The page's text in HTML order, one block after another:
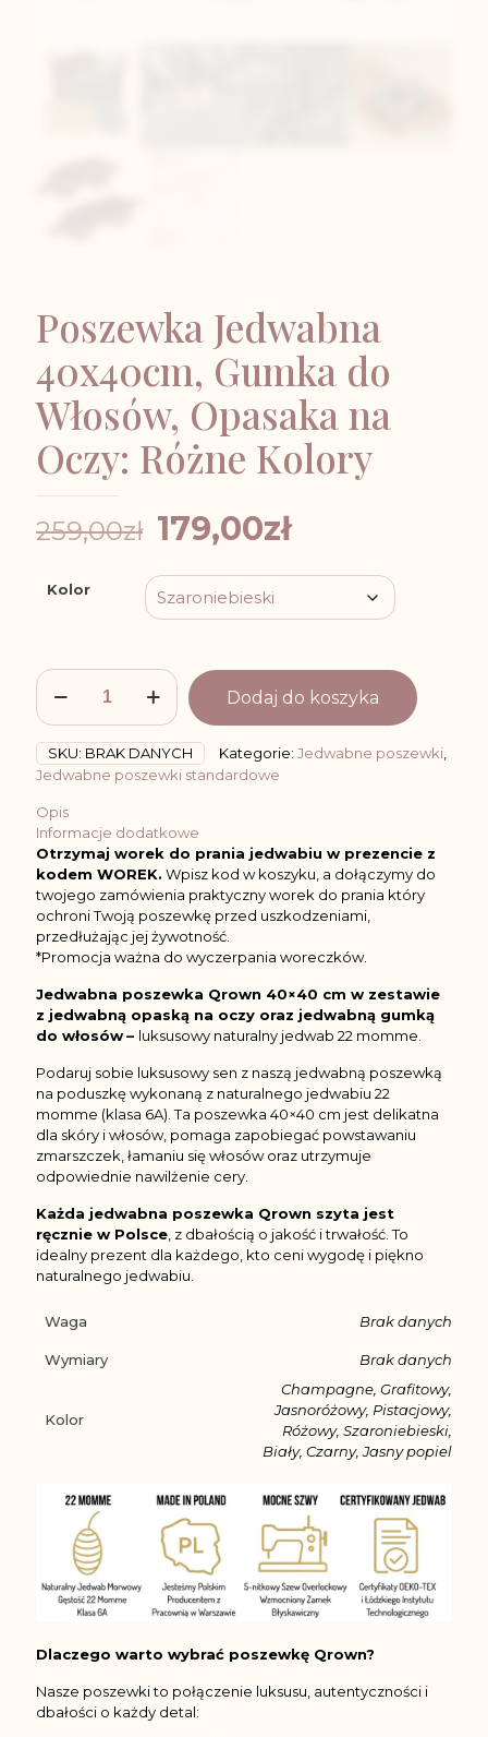
Poszewka Jedwabna
40x40cm, Gumka do
Włosów, Opasaka na
Oczy: Różne Kolory
259,00zł Pierwotna
wynosiła:
259,00zł.
179,00złAktualna
wynosi:
179,00zł.
Kolor
ilość
Poszewka
Jedwabna
40x40cm,
Gumka
do
Opasaka
na
Oczy:
Różne
Kolory
Dodaj do koszyka
SKU: BRAK DANYCH Kategorie: Jedwabne poszewki
Jedwabne poszewki standardowe
Opis
Informacje dodatkowe
Otrzymaj worek do prania jedwabiu w prezencie z
kodem WOREK. Wpisz kod w koszyku, a dołączymy do
twojego zamówienia praktyczny worek do prania który
ochroni Twoją poszewkę przed uszkodzeniami,
przedłużając jej żywotność.
*Promocja ważna do wyczerpania woreczków.
Jedwabna poszewka Qrown 40×40 cm w zestawie
z jedwabną opaską na oczy oraz jedwabną gumką
do włosów– luksusowy naturalny jedwab 22 momme.
Podaruj sobie luksusowy sen z naszą jedwabną poszewką
na poduszkę wykonaną z naturalnego jedwabiu 22
momme (klasa 6A). Ta poszewka 40×40 cm jest delikatna
dla skóry i włosów, pomaga zapobiegać powstawaniu
zmarszczek, łamaniu się włosów oraz utrzymuje
odpowiednie nawilżenie cery.
Każda jedwabna poszewka Qrown szyta jest
ręcznie w Polsce , z dbałością o jakość i trwałość. To
idealny prezent dla każdego, kto ceni wygodę i piękno
naturalnego jedwabiu.
Waga Brak danych
Wymiary Brak danych
Kolor
Champagne, Grafitowy,
Jasnoróżowy, Pistacjowy,
Różowy, Szaroniebieski,
Biały, Czarny, Jasny popiel
Dlaczego warto wybrać poszewkę Qrown?
Nasze poszewki to połączenie luksusu, autentyczności i
dbałości o każdy detal: